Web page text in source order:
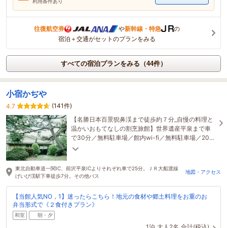
往復航空券 や新幹線・特急
の
宿泊＋交通がセットのプランをみる
すべての宿泊プランをみる（44件）
小宿かぢや
4.7
(141件)
【名勝日本百景猊鼻渓まで徒歩約７分_自慢の料理と
温かいおもてなしの割烹旅館】世界遺産平泉まで車
で30分／無料駐車場／館内wi-fi／無料駐車場／200
年以上続く小さなお宿
東北自動車道一関IC、前沢平泉ICよりそれぞれ車で25分。ＪＲ大船渡線
げいび渓駅下車徒歩7分。その他バス
地図・アクセス
【当館人気NO，1】迷ったらこちら！地元の食材や郷土料理をお重のお
弁当形式で《２食付きプラン》
和室 朝・夕